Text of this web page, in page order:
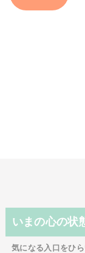
いまの心の状
気になる入口をひら